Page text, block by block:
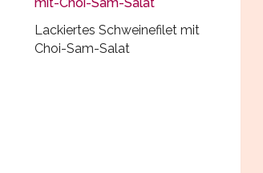
Lackiertes Schweinefilet mit
Choi-Sam-Salat